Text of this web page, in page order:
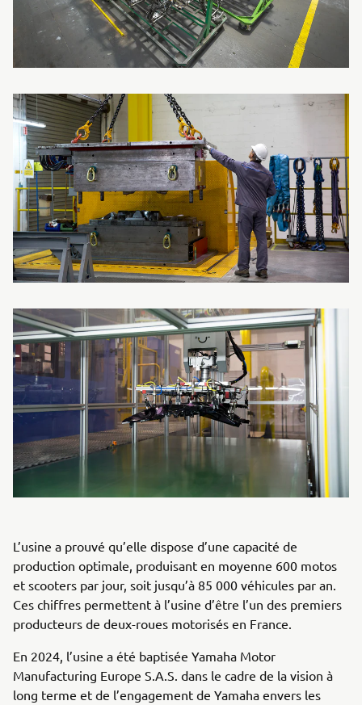
L’usine a prouvé qu’elle dispose d’une capacité de
production optimale, produisant en moyenne 600 motos
et scooters par jour, soit jusqu’à 85 000 véhicules par an.
Ces chiffres permettent à l’usine d’être l’un des premiers
producteurs de deux-roues motorisés en France.
En 2024, l’usine a été baptisée Yamaha Motor
Manufacturing Europe S.A.S. dans le cadre de la vision à
long terme et de l’engagement de Yamaha envers les